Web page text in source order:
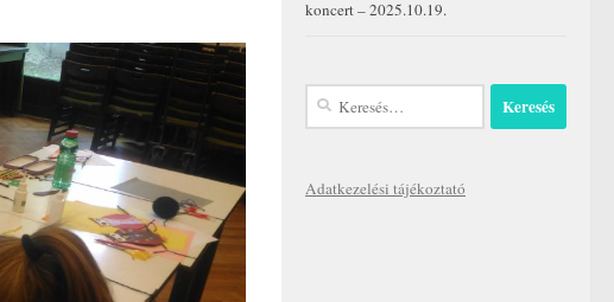
koncert – 2025.10.19.
Keresés:
Adatkezelési tájékoztató